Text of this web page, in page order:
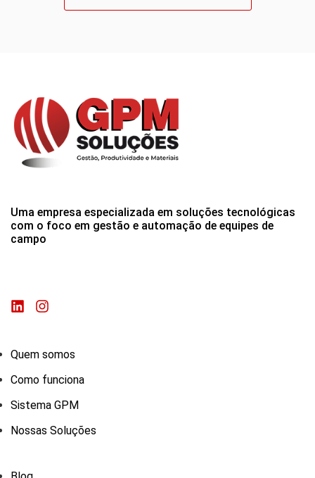
Uma empresa especializada em soluções tecnológicas
com o foco em gestão e automação de equipes de
campo
Quem somos
Como funciona
Sistema GPM
Nossas Soluções